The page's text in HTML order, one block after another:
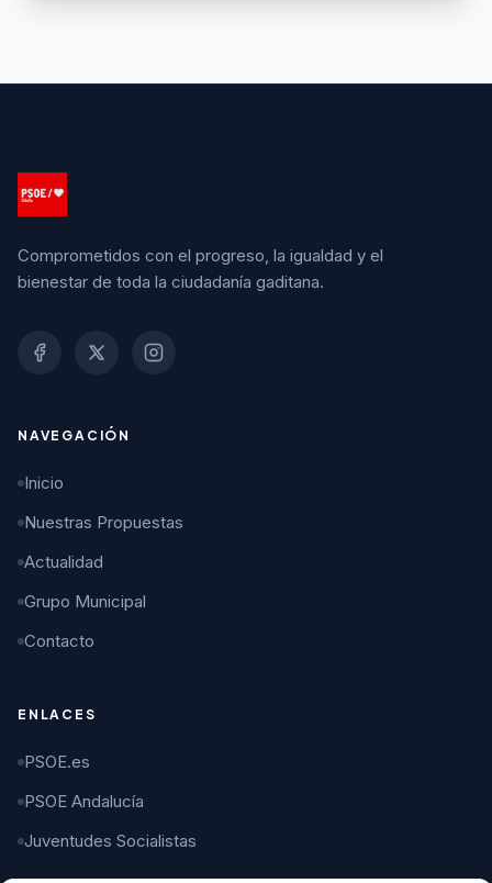
Comprometidos con el progreso, la igualdad y el
bienestar de toda la ciudadanía gaditana.
NAVEGACIÓN
Inicio
Nuestras Propuestas
Actualidad
Grupo Municipal
Contacto
ENLACES
PSOE.es
PSOE Andalucía
Juventudes Socialistas